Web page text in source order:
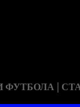
ФУТБОЛА |